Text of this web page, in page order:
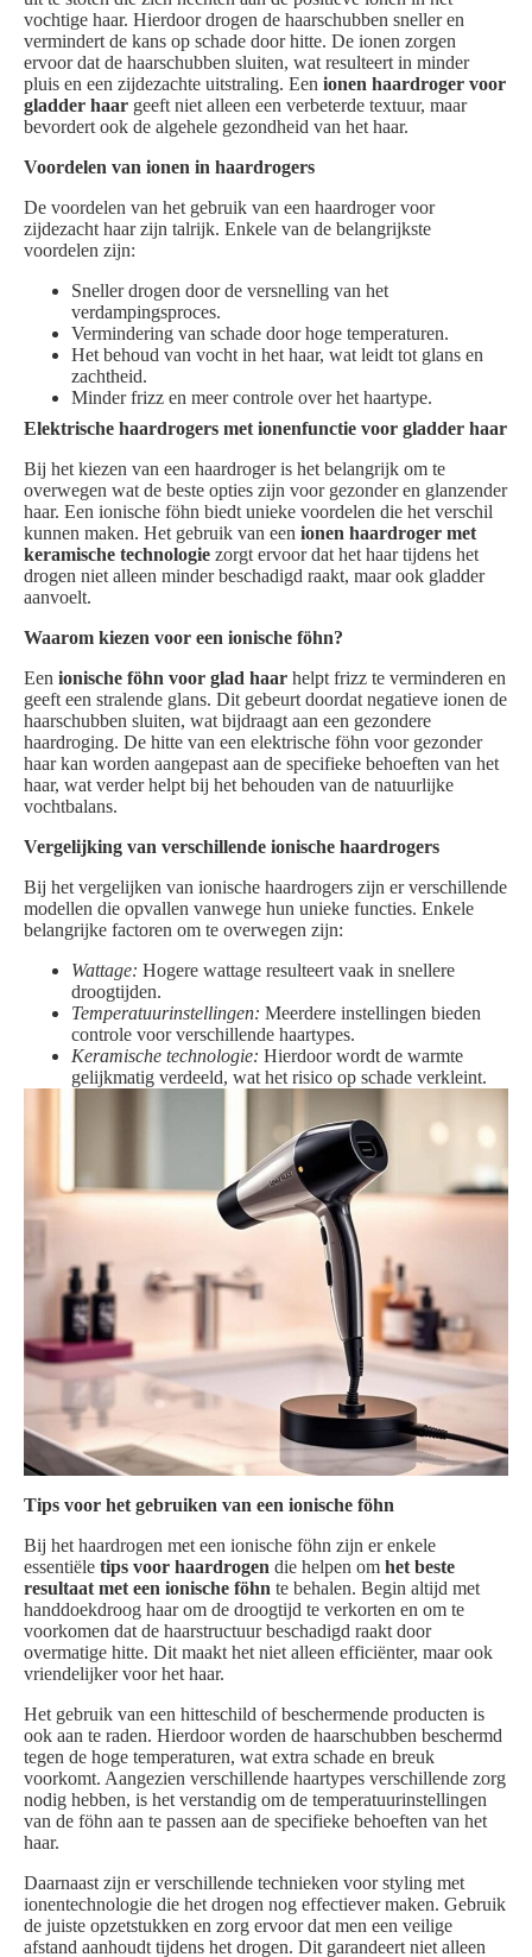
vochtige haar. Hierdoor drogen de haarschubben sneller en
vermindert de kans op schade door hitte. De ionen zorgen
ervoor dat de haarschubben sluiten, wat resulteert in minder
pluis en een zijdezachte uitstraling. Een ionen haardroger voor
gladder haar geeft niet alleen een verbeterde textuur, maar
bevordert ook de algehele gezondheid van het haar.
Voordelen van ionen in haardrogers
De voordelen van het gebruik van een haardroger voor
zijdezacht haar zijn talrijk. Enkele van de belangrijkste
voordelen zijn:
Sneller drogen door de versnelling van het
verdampingsproces.
Vermindering van schade door hoge temperaturen.
Het behoud van vocht in het haar, wat leidt tot glans en
zachtheid.
Minder frizz en meer controle over het haartype.
Elektrische haardrogers met ionenfunctie voor gladder haar
Bij het kiezen van een haardroger is het belangrijk om te
overwegen wat de beste opties zijn voor gezonder en glanzender
haar. Een ionische föhn biedt unieke voordelen die het verschil
kunnen maken. Het gebruik van een ionen haardroger met
keramische technologie zorgt ervoor dat het haar tijdens het
drogen niet alleen minder beschadigd raakt, maar ook gladder
aanvoelt.
Waarom kiezen voor een ionische föhn?
Een ionische föhn voor glad haar helpt frizz te verminderen en
geeft een stralende glans. Dit gebeurt doordat negatieve ionen de
haarschubben sluiten, wat bijdraagt aan een gezondere
haardroging. De hitte van een elektrische föhn voor gezonder
haar kan worden aangepast aan de specifieke behoeften van het
haar, wat verder helpt bij het behouden van de natuurlijke
vochtbalans.
Vergelijking van verschillende ionische haardrogers
Bij het vergelijken van ionische haardrogers zijn er verschillende
modellen die opvallen vanwege hun unieke functies. Enkele
belangrijke factoren om te overwegen zijn:
Wattage: Hogere wattage resulteert vaak in snellere
droogtijden.
Temperatuurinstellingen: Meerdere instellingen bieden
controle voor verschillende haartypes.
Keramische technologie: Hierdoor wordt de warmte
gelijkmatig verdeeld, wat het risico op schade verkleint.
Tips voor het gebruiken van een ionische föhn
Bij het haardrogen met een ionische föhn zijn er enkele
essentiële tips voor haardrogen die helpen om het beste
resultaat met een ionische föhn te behalen. Begin altijd met
handdoekdroog haar om de droogtijd te verkorten en om te
voorkomen dat de haarstructuur beschadigd raakt door
overmatige hitte. Dit maakt het niet alleen efficiënter, maar ook
vriendelijker voor het haar.
Het gebruik van een hitteschild of beschermende producten is
ook aan te raden. Hierdoor worden de haarschubben beschermd
tegen de hoge temperaturen, wat extra schade en breuk
voorkomt. Aangezien verschillende haartypes verschillende zorg
nodig hebben, is het verstandig om de temperatuurinstellingen
van de föhn aan te passen aan de specifieke behoeften van het
haar.
Daarnaast zijn er verschillende technieken voor styling met
ionentechnologie die het drogen nog effectiever maken. Gebruik
de juiste opzetstukken en zorg ervoor dat men een veilige
afstand aanhoudt tijdens het drogen. Dit garandeert niet alleen